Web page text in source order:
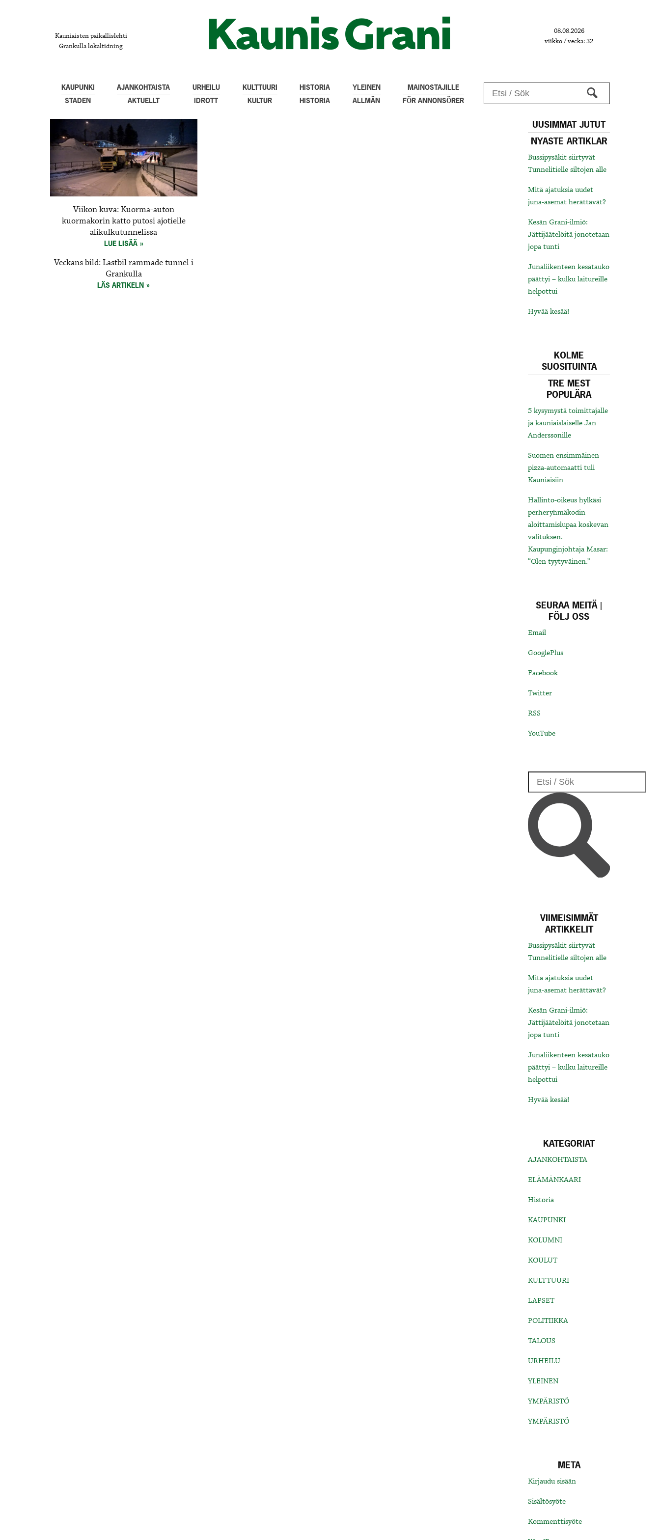
Kauniaisten paikallislehti
Grankulla lokaltidning
08.08.2026
viikko / vecka: 32
KAUPUNKI
STADEN
AJANKOHTAISTA
AKTUELLT
URHEILU
IDROTT
KULTTUURI
KULTUR
HISTORIA
HISTORIA
YLEINEN
ALLMÄN
MAINOSTAJILLE
FÖR ANNONSÖRER
Viikon kuva: Kuorma-auton
kuormakorin katto putosi ajotielle
alikulkutunnelissa
LUE LISÄÄ
Veckans bild: Lastbil rammade tunnel i
Grankulla
LÄS ARTIKELN
UUSIMMAT JUTUT
NYASTE ARTIKLAR
Bussipysäkit siirtyvät
Tunnelitielle siltojen alle
Mitä ajatuksia uudet
juna-asemat herättävät?
Kesän Grani-ilmiö:
Jättijäätelöitä jonotetaan
jopa tunti
Junaliikenteen kesätauko
päättyi – kulku laitureille
helpottui
Hyvää kesää!
KOLME
SUOSITUINTA
TRE MEST
POPULÄRA
5 kysymystä toimittajalle
ja kauniaislaiselle Jan
Anderssonille
Suomen ensimmäinen
pizza-automaatti tuli
Kauniaisiin
Hallinto-oikeus hylkäsi
perheryhmäkodin
aloittamislupaa koskevan
valituksen.
Kaupunginjohtaja Masar:
“Olen tyytyväinen.”
SEURAA MEITÄ |
FÖLJ OSS
Email
GooglePlus
Facebook
Twitter
RSS
YouTube
VIIMEISIMMÄT
ARTIKKELIT
Bussipysäkit siirtyvät
Tunnelitielle siltojen alle
Mitä ajatuksia uudet
juna-asemat herättävät?
Kesän Grani-ilmiö:
Jättijäätelöitä jonotetaan
jopa tunti
Junaliikenteen kesätauko
päättyi – kulku laitureille
helpottui
Hyvää kesää!
KATEGORIAT
AJANKOHTAISTA
ELÄMÄNKAARI
Historia
KAUPUNKI
KOLUMNI
KOULUT
KULTTUURI
LAPSET
POLITIIKKA
TALOUS
URHEILU
YLEINEN
YMPÄRISTÖ
YMPÄRISTÖ
META
Kirjaudu sisään
Sisältösyöte
Kommenttisyöte